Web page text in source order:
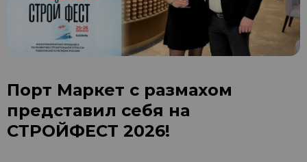
Порт Маркет с размахом
представил себя на
СТРОЙФЕСТ 2026!